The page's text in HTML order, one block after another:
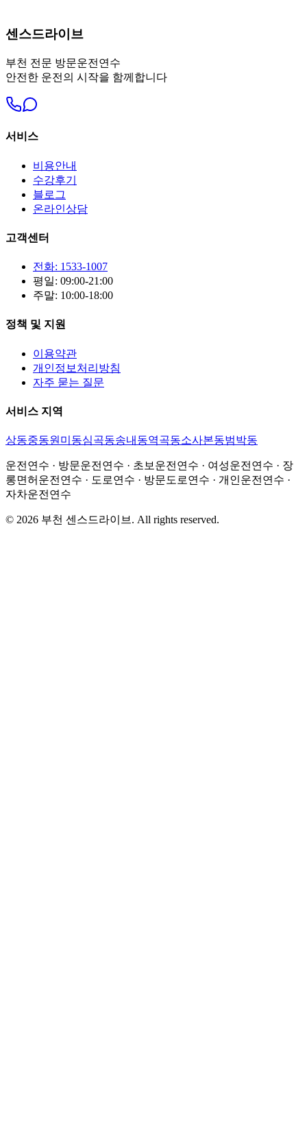
센스드라이브
부천 전문 방문운전연수
안전한 운전의 시작을 함께합니다
서비스
비용안내
수강후기
블로그
온라인상담
고객센터
전화: 1533-1007
평일: 09:00-21:00
주말: 10:00-18:00
정책 및 지원
이용약관
개인정보처리방침
자주 묻는 질문
서비스 지역
상동중동원미동심곡동송내동역곡동소사본동범박동
운전연수 · 방문운전연수 · 초보운전연수 · 여성운전연수 · 장
롱면허운전연수 · 도로연수 · 방문도로연수 · 개인운전연수 ·
자차운전연수
© 2026 부천 센스드라이브 . All rights reserved.